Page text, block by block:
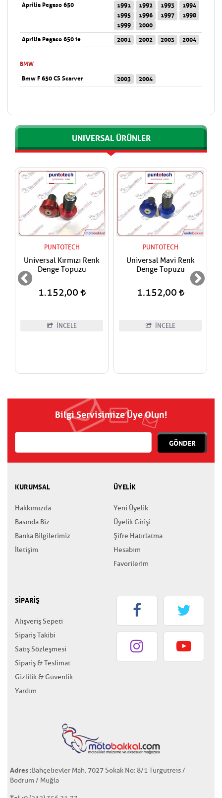
Aprilia Pegaso 650
1991 1992 1993
1994
1995
1996 1997
1998
1999
2000
Aprilia Pegaso 650 ie
2001 2002 2003 2004
BMW
Bmw F 650 CS Scarver
2003 2004
UNIVERSAL ÜRÜNLER
PUNTOTECH
Universal Kırmızı Renk
Denge Topuzu
1.152,00
İNCELE
PUNTOTECH
Universal Mavi Renk
Denge Topuzu
1.152,00
İNCELE
Bilgi Servisimize Üye Olun!
GÖNDER
KURUMSAL
Hakkımızda
Basında Biz
Banka Bilgilerimiz
İletişim
ÜYELİK
Yeni Üyelik
Üyelik Girişi
Şifre Hatırlatma
Hesabım
Favorilerim
SİPARİŞ
Alışveriş Sepeti
Sipariş Takibi
Satış Sözleşmesi
Sipariş & Teslimat
Gizlilik & Güvenlik
Yardım
Adres :Bahçelievler Mah. 7027 Sokak No: 8/1 Turgutreis /
Bodrum / Muğla